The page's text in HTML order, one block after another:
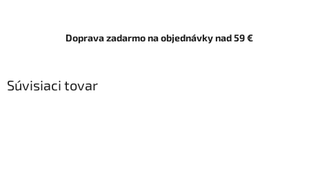
Doprava zadarmo na objednávky nad 59 €
Súvisiaci tovar